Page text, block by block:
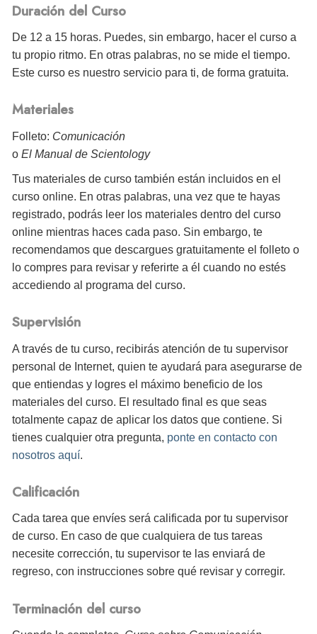
Duración del Curso
De 12 a 15 horas. Puedes, sin embargo, hacer el curso a
tu propio ritmo. En otras palabras, no se mide el tiempo.
Este curso es nuestro servicio para ti, de forma gratuita.
Materiales
Folleto: Comunicación
o El Manual de Scientology
Tus materiales de curso también están incluidos en el
curso online. En otras palabras, una vez que te hayas
registrado, podrás leer los materiales dentro del curso
online mientras haces cada paso. Sin embargo, te
recomendamos que descargues gratuitamente el folleto o
lo compres para revisar y referirte a él cuando no estés
accediendo al programa del curso.
Supervisión
A través de tu curso, recibirás atención de tu supervisor
personal de Internet, quien te ayudará para asegurarse de
que entiendas y logres el máximo beneficio de los
materiales del curso. El resultado final es que seas
totalmente capaz de aplicar los datos que contiene. Si
tienes cualquier otra pregunta, ponte en contacto con
nosotros aquí.
Calificación
Cada tarea que envíes será calificada por tu supervisor
de curso. En caso de que cualquiera de tus tareas
necesite corrección, tu supervisor te las enviará de
regreso, con instrucciones sobre qué revisar y corregir.
Terminación del curso